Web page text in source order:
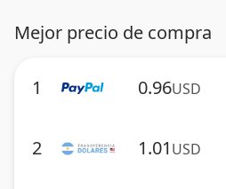
Mejor precio de compra
1 0.96USD
2 1.01 USD